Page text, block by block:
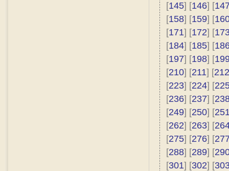
[145] [146] [
[158] [159] [
[171] [172] [
[184] [185] [
[197] [198] [
[210] [211] [212
[223] [224] [
[236] [237] [
[249] [250] [
[262] [263] [
[275] [276] [
[288] [289] [
[301] [302] [